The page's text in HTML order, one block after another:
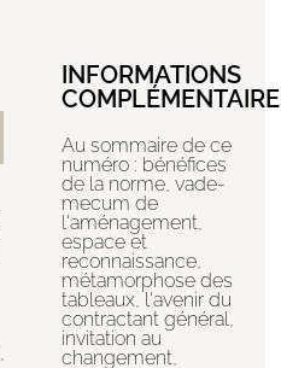
INFORMATIONS
Au sommaire de ce
numéro : bénéfices
de la norme, vade-
mecum de
l'aménagement,
espace et
reconnaissance,
métamorphose des
tableaux, l'avenir du
contractant général,
invitation au
changement,